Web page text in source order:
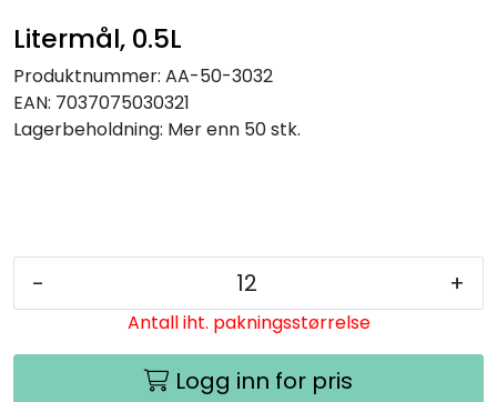
Litermål, 0.5L
Produktnummer: AA-50-3032
EAN: 7037075030321
Lagerbeholdning: Mer enn 50 stk.
- +
Antall iht. pakningsstørrelse
Logg inn for pris